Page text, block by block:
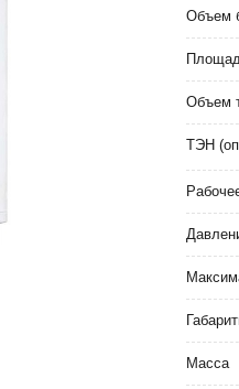
Объем
Объем
ТЭН
Масса